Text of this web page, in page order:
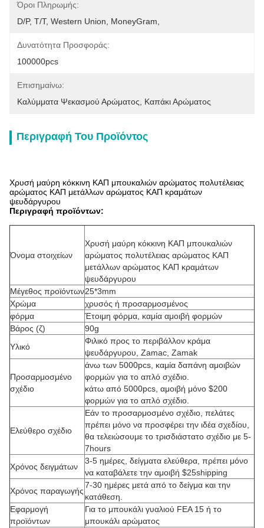
Όροι Πληρωμής:
D/P, T/T, Western Union, MoneyGram,
Δυνατότητα Προσφοράς:
100000pcs
Επισημαίνω:
Καλύμματα Ψεκασμού Αρώματος
Καπάκι Αρώματος
Περιγραφή Του Προϊόντος
Χρυσή μαύρη κόκκινη ΚΑΠ μπουκαλιών αρώματος πολυτέλειας
αρώματος ΚΑΠ μετάλλων αρώματος ΚΑΠ κραμάτων
ψευδάργυρου
Περιγραφή προϊόντων:
Όνομα στοιχείων
Χρυσή μαύρη κόκκινη ΚΑΠ μπουκαλιών
αρώματος πολυτέλειας αρώματος ΚΑΠ
μετάλλων αρώματος ΚΑΠ κραμάτων
ψευδάργυρου
Μέγεθος προϊόντων25*3mm
Χρώμα
χρυσός ή προσαρμοσμένος
φόρμα
Έτοιμη φόρμα, καμία αμοιβή φορμών
Βάρος (ζ)
90g
Υλικό
Φιλικό προς το περιβάλλον κράμα
ψευδάργυρου, Zamac, Zamak
Προσαρμοσμένο
σχέδιο
άνω των 5000pcs, καμία δαπάνη αμοιβών
φορμών για το απλό σχέδιο.
κάτω από 5000pcs, αμοιβή μόνο $200
φορμών για το απλό σχέδιο.
Ελεύθερο σχέδιο
Εάν το προσαρμοσμένο σχέδιο, πελάτες
πρέπει μόνο να προσφέρει την ιδέα σχεδίου,
θα τελειώσουμε το τρισδιάστατο σχέδιο με 5-
7hours
Χρόνος δειγμάτων
3-5 ημέρες, δείγματα ελεύθερα, πρέπει μόνο
να καταβάλετε την αμοιβή $25shipping
Χρόνος παραγωγής
7-30 ημέρες μετά από το δείγμα και την
κατάθεση.
Εφαρμογή
προϊόντων
Για το μπουκάλι γυαλιού FEA 15 ή το
μπουκάλι αρώματος